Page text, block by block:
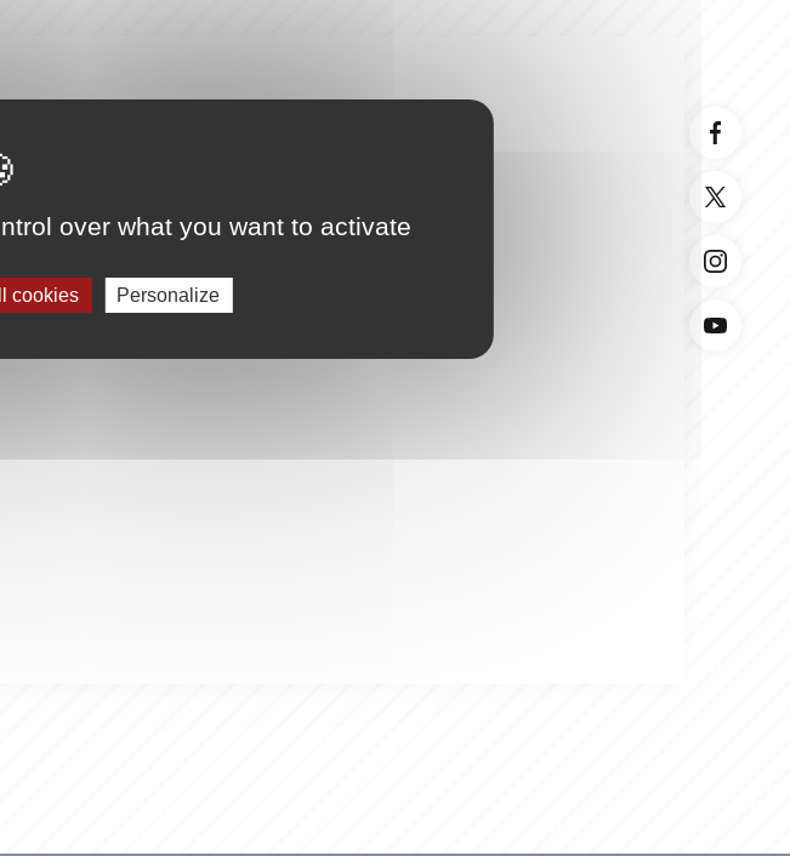
over what you want to activate
cookies Personalize